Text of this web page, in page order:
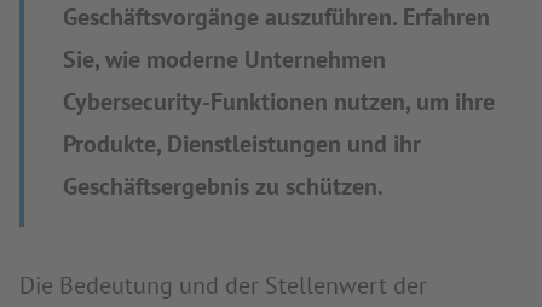
Geschäftsvorgänge auszuführen. Erfahren
Sie, wie moderne Unternehmen
Cybersecurity-Funktionen nutzen, um ihre
Produkte, Dienstleistungen und ihr
Geschäftsergebnis zu schützen.
Die Bedeutung und der Stellenwert der